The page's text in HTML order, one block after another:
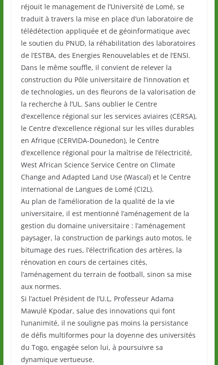
réjouit le management de l’Université de Lomé, se
traduit à travers la mise en place d’un laboratoire de
télédétection appliquée et de géoinformatique avec
le soutien du PNUD, la réhabilitation des laboratoires
de l’ESTBA, des Energies Renouvelables et de l’ENSI.
Dans le même souffle, il convient de relever la
construction du Pôle universitaire de l’innovation et
de technologies, un des fleurons de la valorisation de
la recherche à l’UL. Sans oublier le Centre
d’excellence régional sur les services aviaires (CERSA),
le Centre d’excellence régional sur les villes durables
en Afrique (CERVIDA-Dounedon), le Centre
d’excellence régional pour la maîtrise de l’électricité,
West African Science Service Centre on Climate
Change and Adapted Land Use (Wascal) et le Centre
international de Langues de Lomé (CI2L).
Au plan de l’amélioration de la qualité de la vie
universitaire, il est mentionné l’aménagement de la
gestion du domaine universitaire : l’aménagement
paysager, la construction de parkings auto motos, le
bitumage des rues, l’électrification des artères, la
rénovation en cours de certaines cités,
l’aménagement du terrain de football, sinon sa mise
aux normes.
Si l’actuel Président de l’U.L, Professeur Adama
Mawulé Kpodar, salue des innovations qui font
l’unanimité, il ne souligne pas moins la persistance
de défis multiformes pour la doyenne des universités
du Togo, engagée selon lui, à poursuivre sa
dynamique vertueuse.